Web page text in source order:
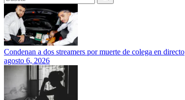
Condenan a dos streamers por muerte de colega en directo
agosto 6, 2026